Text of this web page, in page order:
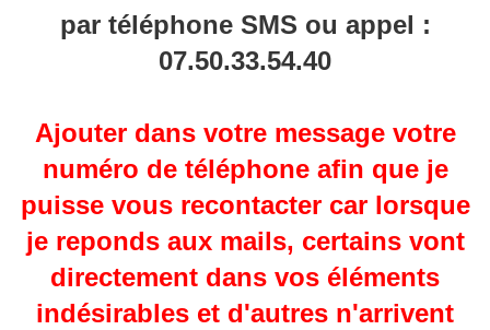
par téléphone SMS ou appel :
07.50.33.54.40
Ajouter dans votre message votre
numéro de téléphone afin que je
puisse vous recontacter car lorsque
je reponds aux mails, certains vont
directement dans vos éléments
indésirables et d'autres n'arrivent